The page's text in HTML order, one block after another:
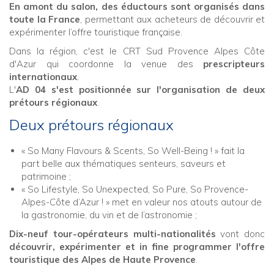
En amont du salon, des éductours sont organisés dans
toute la France, permettant aux acheteurs de découvrir et
expérimenter l’offre touristique française.
Dans la région, c'est le CRT Sud Provence Alpes Côte
d'Azur qui coordonne la venue des prescripteurs
internationaux.
L'AD 04 s'est positionnée sur l'organisation de deux
prétours régionaux.
Deux prétours régionaux
« So Many Flavours & Scents, So Well-Being ! » fait la
part belle aux thématiques senteurs, saveurs et
patrimoine ;
« So Lifestyle, So Unexpected, So Pure, So Provence-
Alpes-Côte d’Azur ! » met en valeur nos atouts autour de
la gastronomie, du vin et de l’astronomie ;
Dix-neuf tour-opérateurs multi-nationalités vont donc
découvrir, expérimenter et in fine programmer l'offre
touristique des Alpes de Haute Provence.